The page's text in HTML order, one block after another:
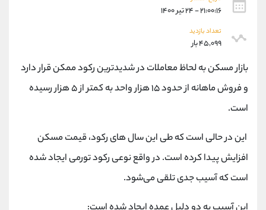
۲۱:۰۰:۱۶ - ۲۴ تیر ۱۴۰۰
تعداد بازدید
۴۵,۰۹۹ بار
بازار مسکن به لحاظ معاملات در شدیدترین رکود ممکن قرار دارد
و فروش ماهانه از حدود ۱۵ هزار واحد به کمتر از ۵ هزار رسیده
است.
این در حالی است که طی این سال های رکود، قیمت مسکن
افزایش پیدا کرده است. در واقع نوعی رکود تورمی ایجاد شده
است که آسیب جدی تلقی می‌شود.
داخلی
اطلاعات تماس (دفتر فروش)
021-22021030
تلفن 021-22021040
بدون پیش شماره 90001030
اینستاگرام
کانال بله @alirezamehrabi_official